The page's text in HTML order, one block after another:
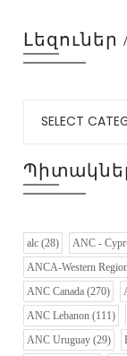
Լեզուներ /
Պիտակներ
alc (28) ANC -
ANCA-Western
ANC Canada (270)
ANC Lebanon (111)
ANC Uruguay (29)